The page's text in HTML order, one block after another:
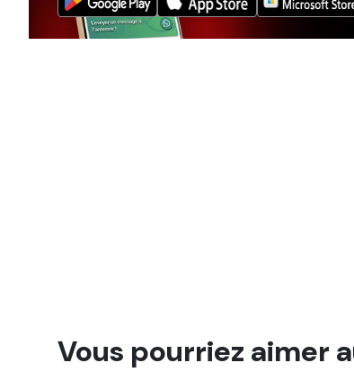
Vous pourriez aimer